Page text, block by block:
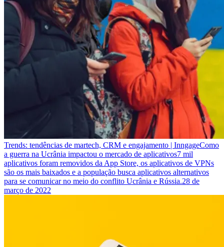
Trends: tendências de martech, CRM e engajamento | InngageComo
a guerra na Ucrânia impactou o mercado de aplicativos7 mil
aplicativos foram removidos da App Store, os aplicativos de VPNs
são os mais baixados e a população busca aplicativos alternativos
para se comunicar no meio do conflito Ucrânia e Rússia.28 de
março de 2022